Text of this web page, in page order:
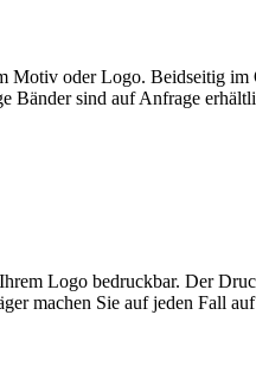
Motiv oder Logo. Beidseitig
Bänder sind auf Anfrage
Logo bedruckbar. Der
machen Sie auf jeden Fall